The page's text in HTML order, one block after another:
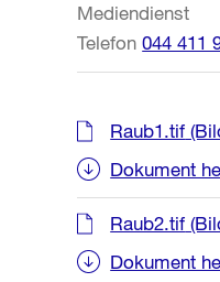
Mediendienst
Telefon 044 411
Raub1.tif
Dokument
Raub2.tif
Dokument